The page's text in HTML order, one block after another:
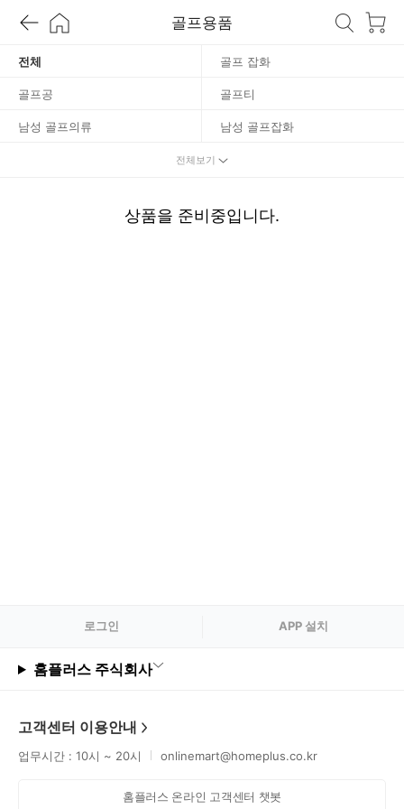
골프용품
전체 골프 잡화
골프공 골프티
남성 골프의류 남성 골프잡화
남성용 골프 장갑
연습용품
전체보기
상품을 준비중입니다.
로그인 APP 설치
홈플러스 주식회사
고객센터 이용안내
업무시간 : 10시 ~ 20시 onlinemart@homeplus.co.kr
홈플러스 온라인 고객센터 챗봇